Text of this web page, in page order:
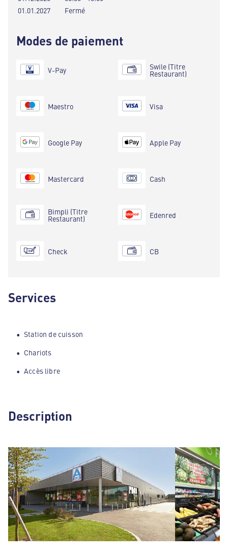
01.01.2027
Fermé
Modes de paiement
V-Pay
Maestro
Google Pay
Mastercard
Bimpli (Titre
Restaurant)
Check
Swile (Titre
Restaurant)
Visa
Apple Pay
Cash
Edenred
CB
Services
Station de cuisson
Chariots
Accès libre
Description